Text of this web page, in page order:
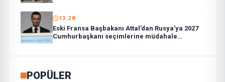
13:28
Eski Fransa Başbakanı Attal’dan Rusya’ya 2027
Cumhurbaşkanı seçimlerine müdahale
POPÜLER